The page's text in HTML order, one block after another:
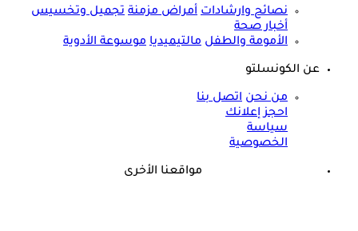
نصائح وارشادات أمراض مزمنة تجميل وتخسيس
أخبار صحة
الأمومة والطفل مالتيميديا موسوعة الأدوية
عن الكونسلتو
من نحن اتصل بنا
احجز إعلانك
سياسة
الخصوصية
مواقعنا الأخرى